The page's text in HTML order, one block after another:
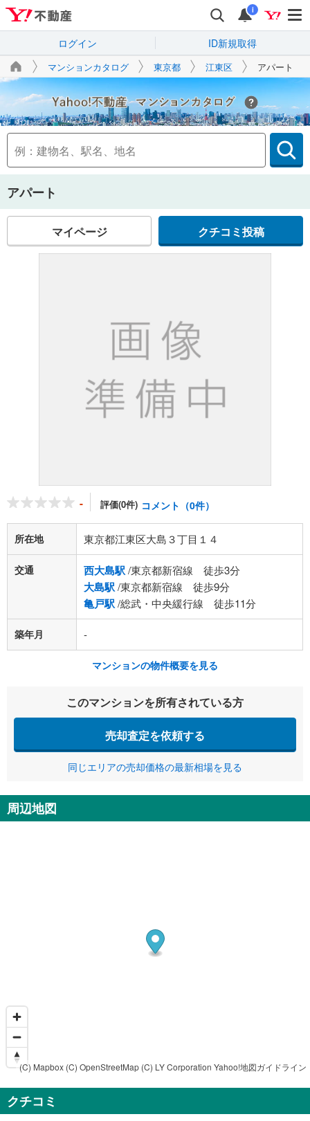
i
ログイン ID新規取得
マンションカタログ 東京都 江東区 アパート
Yahoo!不動産
アパート
マイページ クチコミ投稿
- 評価(0件) コメント（0件）
所在地 東京都江東区大島３丁目１４
交通 西大島駅/東京都新宿線 徒歩3分
大島駅/東京都新宿線 徒歩9分
亀戸駅/総武・中央緩行線 徒歩11分
築年月 -
マンションの物件概要を見る
このマンションを所有されている方
売却査定を依頼する
同じエリアの売却価格の最新相場を見る
周辺地図
(C) Mapbox (C) OpenStreetMap (C) LY Corporation Yahoo!地図ガイドライン
クチコミ